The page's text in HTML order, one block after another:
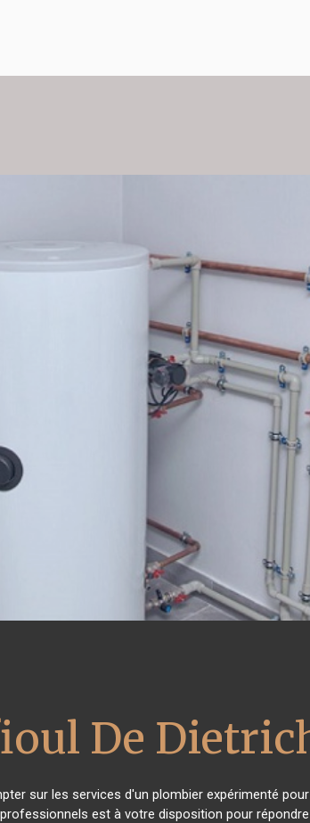
De
sur les services d'un plombier expérimenté
est à votre disposition pour